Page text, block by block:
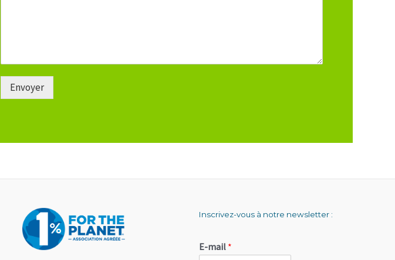
Envoyer
Inscrivez-vous à notre newsletter :
E-mail *